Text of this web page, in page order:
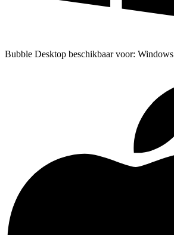
Bubble Desktop beschikbaar voor: Windows